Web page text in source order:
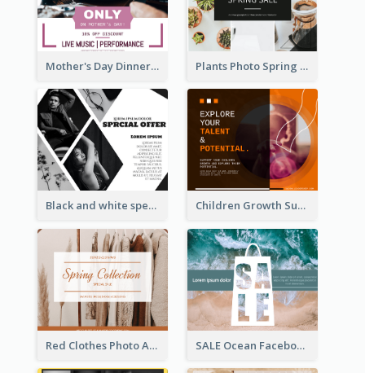
Mother's Day Dinner Discount Facebook Post Plants Photo Spring Sale Facebook Post
Black and white special offer Facebook Post Children Growth Support Facebook Post
Red Clothes Photo Apparel Sale Facebook Post SALE Ocean Facebook Post